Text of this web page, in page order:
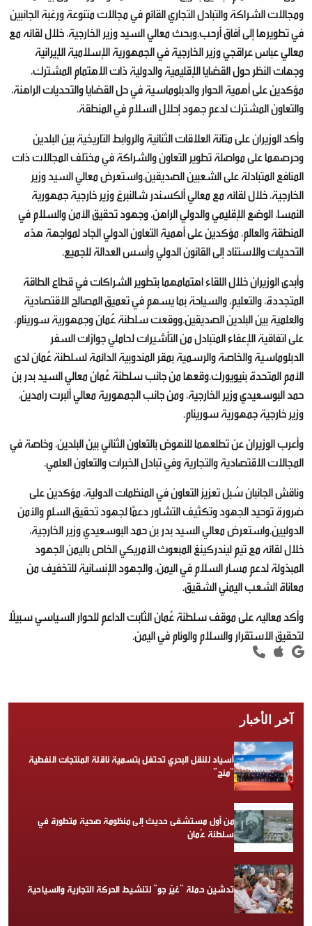
ومجالات الشراكة والتبادل التجاري القائم في مجالات متنوعة ورغبة الجانبين
في تطويرها إلى آفاق أرحب.وبحث معالي السيد وزير الخارجية، خلال لقائه مع
معالي عباس عراقجي وزير الخارجية في الجمهورية الإسلامية الإيرانية
وجهات النظر حول القضايا الإقليمية والدولية ذات الاهتمام المشترك،
مؤكدين على أهمية الحوار والدبلوماسية في حل القضايا والتحديات الراهنة،
والتعاون المشترك لدعم جهود إحلال السلام في المنطقة.
وأكد الوزيران على متانة العلاقات الثنائية والروابط التاريخية بين البلدين
وحرصهما على مواصلة تطوير التعاون والشراكة في مختلف المجالات ذات
المنافع المتبادلة على الشعبين الصديقين.واستعرض معالي السيد وزير
الخارجية، خلال لقائه مع معالي ألكسندر شالنبرغ وزير خارجية جمهورية
النمسا، الوضع الإقليمي والدولي الراهن، وجهود تحقيق الأمن والسلام في
المنطقة والعالم، مؤكدين على أهمية التعاون الدولي الجاد لمواجهة هذه
التحديات والاستناد إلى القانون الدولي وأسس العدالة للجميع.
وأبدى الوزيران خلال اللقاء اهتمامهما بتطوير الشراكات في قطاع الطاقة
المتجددة، والتعليم، والسياحة بما يسهم في تعميق المصالح الاقتصادية
والعلمية بين البلدين الصديقين.ووقعت سلطنة عُمان وجمهورية سورينام،
على اتفاقية الإعفاء المتبادل من التأشيرات لحاملي جوازات السفر
الدبلوماسية والخاصة والرسمية بمقر المندوبية الدائمة لسلطنة عُمان لدى
الأمم المتحدة بنيويورك.وقعها من جانب سلطنة عُمان معالي السيد بدر بن
حمد البوسعيدي وزير الخارجية، ومن جانب الجمهورية معالي ألبرت رامدين،
وزير خارجية جمهورية سورينام.
وأعرب الوزيران عن تطلعهما للنهوض بالتعاون الثنائي بين البلدين، وخاصة في
المجالات الاقتصادية والتجارية وفي تبادل الخبرات والتعاون العلمي.
وناقش الجانبان سُبل تعزيز التعاون في المنظمات الدولية، مؤكدين على
ضرورة توحيد الجهود وتكثيف التشاور دعمًا لجهود تحقيق السلم والأمن
الدوليين.واستعرض معالي السيد بدر بن حمد البوسعيدي وزير الخارجية،
خلال لقائه مع تيم ليندركينغ المبعوث الأمريكي الخاص باليمن الجهود
المبذولة لدعم مسار السلام في اليمن، والجهود الإنسانية للتخفيف من
معاناة الشعب اليمني الشقيق.
وأكد معاليه على موقف سلطنة عُمان الثابت الداعم للحوار السياسي سبيلًا
لتحقيق الاستقرار والسلام والوئام في اليمن.
آخر الأخبار
أسياد للنقل البحري تحتفل بتسمية ناقلة المنتجات النفطية
“منح”
من أول مستشفى حديث إلى منظومة صحية متطورة في
سلطنة عُمان
تدشين حملة “غيّر جو” لتنشيط الحركة التجارية والسياحية